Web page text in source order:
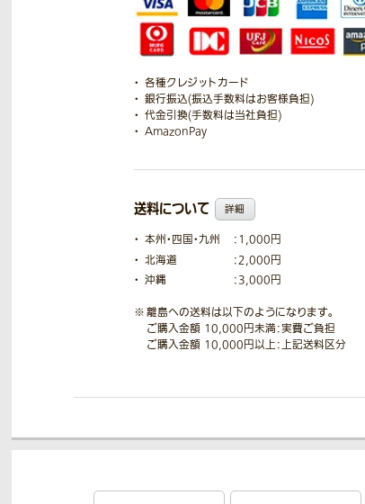
各種クレジットカード
銀行振込(振込手数料はお客様負担)
代金引換(手数料は当社負担)
AmazonPay
送料について 詳細
本州・四国・九州
：1,000円
北海道
：2,000円
沖縄
：3,000円
離島への送料は以下のようになります。
ご購入金額 10,000円未満：実費ご負担
ご購入金額 10,000円以上：上記送料区分